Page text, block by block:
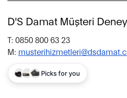
D'S Damat Müşteri
T: 0850 800 63 23
M: